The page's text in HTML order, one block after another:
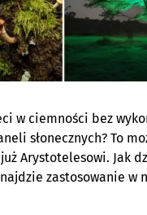
w ciemności bez
słonecznych? To
Arystotelesowi. Jak
zastosowanie w